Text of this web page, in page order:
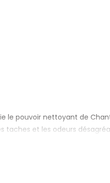
Profitez
le pouvoir nettoyant de
taches et les odeurs
impeccable lavage après